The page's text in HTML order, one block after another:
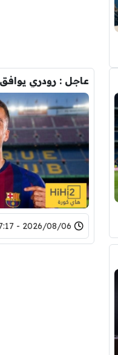
2026/08/06 - 17:17